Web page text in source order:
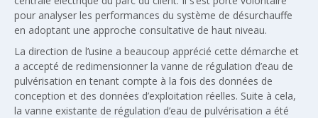
pour analyser les performances du système de désurchauffe
en adoptant une approche consultative de haut niveau.
La direction de l’usine a beaucoup apprécié cette démarche et
a accepté de redimensionner la vanne de régulation d’eau de
pulvérisation en tenant compte à la fois des données de
conception et des données d’exploitation réelles. Suite à cela,
la vanne existante de régulation d’eau de pulvérisation a été